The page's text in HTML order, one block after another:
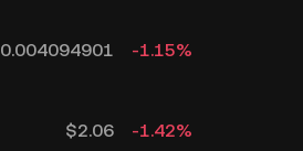
0.004094901 -1.15%
$2.06 -1.42%